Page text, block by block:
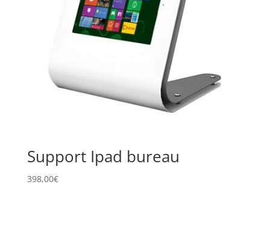
Support Ipad bureau
398,00€